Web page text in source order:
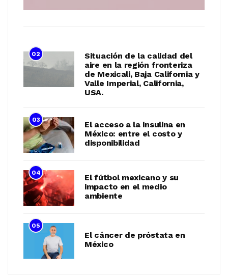
02
Situación de la calidad del
aire en la región fronteriza
de Mexicali, Baja California y
Valle Imperial, California,
USA.
03
El acceso a la insulina en
México: entre el costo y
disponibilidad
04
El fútbol mexicano y su
impacto en el medio
ambiente
05
El cáncer de próstata en
México